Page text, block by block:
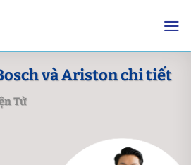
và Ariston chi tiết
Tử